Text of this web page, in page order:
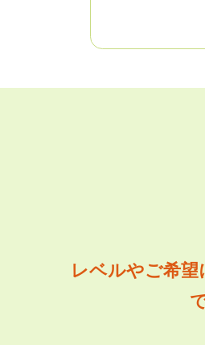
レベルやご希